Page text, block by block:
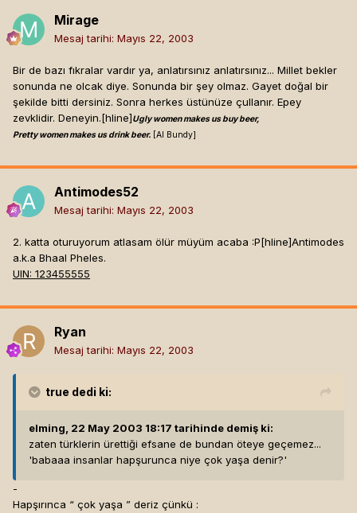
Mirage
Mesaj tarihi: Mayıs 22, 2003
Bir de bazı fıkralar vardır ya, anlatırsınız anlatırsınız... Millet bekler
sonunda ne olcak diye. Sonunda bir şey olmaz. Gayet doğal bir
şekilde bitti dersiniz. Sonra herkes üstünüze çullanır. Epey
zevklidir. Deneyin.[hline]Ugly women makes us buy beer,
Pretty women makes us drink beer. [Al Bundy]
Antimodes52
Mesaj tarihi: Mayıs 22, 2003
2. katta oturuyorum atlasam ölür müyüm acaba :P[hline]Antimodes
a.k.a Bhaal Pheles.
UIN: 123455555
Ryan
Mesaj tarihi: Mayıs 22, 2003
true dedi ki:
elming, 22 May 2003 18:17 tarihinde demiş ki:
zaten türklerin ürettiği efsane de bundan öteye geçemez...
'babaaa insanlar hapşurunca niye çok yaşa denir?'
-
Hapşırınca “ çok yaşa ” deriz çünkü :